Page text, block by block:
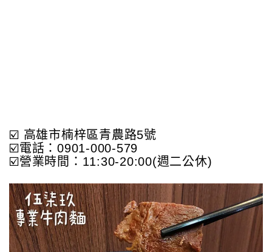
☑️ 高雄市楠梓區青農路5號
☑️電話：0901-000-579
☑️營業時間：11:30-20:00(週二公休)